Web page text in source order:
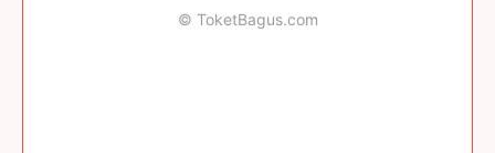
© ToketBagus.com